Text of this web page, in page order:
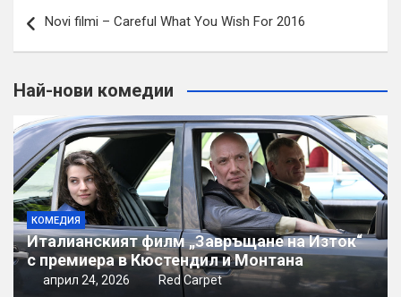
Novi filmi – Careful What You Wish For 2016
Най-нови комедии
КОМЕДИЯ
Италианският филм „Завръщане на Изток“
с премиера в Кюстендил и Монтана
април 24, 2026 Red Carpet